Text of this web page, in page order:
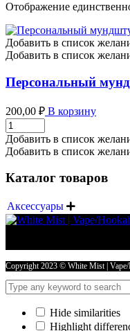
Отображение
Добавить в список
Добавить в список
Персональный
200,00 ₽ В корзину
Персональный
мундштук
бюджет
количество
Добавить в список
Добавить в список
Каталог товаров
Аксессуары 
Copyright 2023 © White Mist |
Hide similarities
Highlight